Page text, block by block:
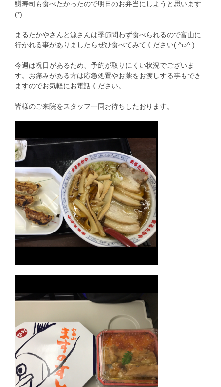
鱒寿司も食べたかったので明日のお弁当にしようと思います
(*)
まるたかやさんと源さんは季節問わず食べられるので富山に
行かれる事がありましたらぜひ食べてみてください( ^ω^ )
今週は祝日があるため、予約が取りにくい状況でございま
す。お痛みがある方は応急処置やお薬をお渡しする事もでき
ますのでお気軽にお電話ください。
皆様のご来院をスタッフ一同お待ちしたおります。